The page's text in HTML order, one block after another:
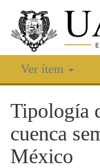
Ver ítem
Tipología
cuenca
México